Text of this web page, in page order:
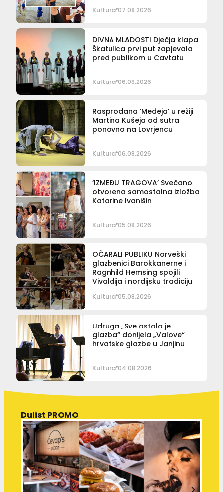
Kultura 07.08.2026
DIVNA MLADOSTI Dječja klapa
Škatulica prvi put zapjevala
pred publikom u Cavtatu
Kultura 06.08.2026
Rasprodana ‘Medeja’ u režiji
Martina Kušeja od sutra
ponovno na Lovrjencu
Kultura 06.08.2026
‘IZMEĐU TRAGOVA’ Svečano
otvorena samostalna izložba
Katarine Ivanišin
Kultura 05.08.2026
OČARALI PUBLIKU Norveški
glazbenici Barokkanerne i
Ragnhild Hemsing spojili
Vivaldija i nordijsku tradiciju
Kultura 05.08.2026
Udruga „Sve ostalo je
glazba“ donijela „Valove“
hrvatske glazbe u Janjinu
Kultura 04.08.2026
Dulist PROMO